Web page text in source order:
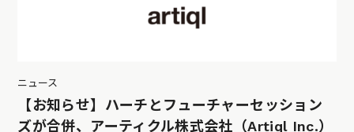
ニュース
【お知らせ】ハーチとフューチャーセッション
ズが合併、アーティクル株式会社（Artiql Inc.）